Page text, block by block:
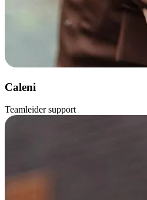
Caleni
Teamleider support